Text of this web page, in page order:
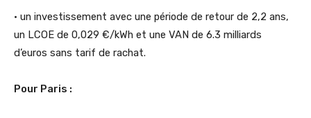
• un investissement avec une période de retour de 2,2 ans,
un LCOE de 0,029 €/kWh et une VAN de 6.3 milliards
d’euros sans tarif de rachat.
Pour Paris :